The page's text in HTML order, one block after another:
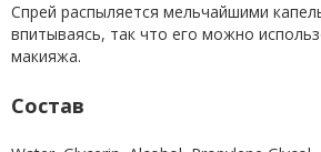
Спрей распыляется мельчайшими
впитываясь, так что его можно
макияжа.
Состав